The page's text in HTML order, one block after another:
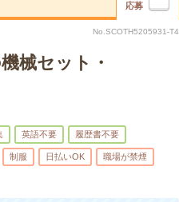
応募
No.SCOTH5205931-T4
械セット・
英語不要 履歴書不要
制服 日払いOK 職場が禁煙